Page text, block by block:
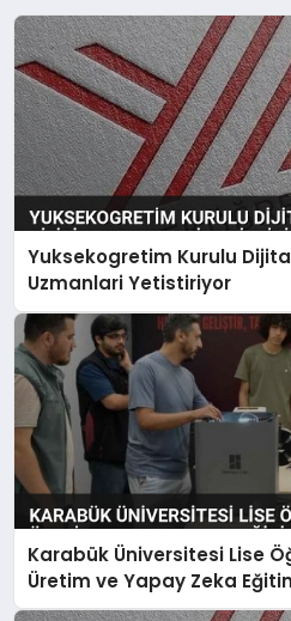
Yuksekogretim Kurulu
Uzmanlari Yetistiriyor
Karabük Üniversitesi Lise
Üretim ve Yapay Zeka